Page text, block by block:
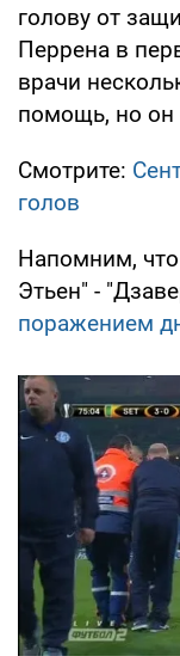
голову от
Перрена в
врачи
помощь, но он
Смотрите:
голов
Напомним,
Этьен" -
поражением